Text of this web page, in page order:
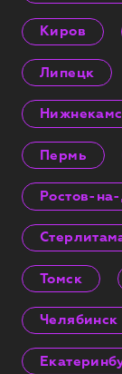
Киров
Липецк
Пермь
Ростов-
Томск
Челябинск